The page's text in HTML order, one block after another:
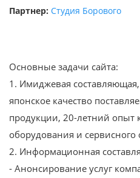
Партнер: Студия Борового
Основные задачи сайта:
1. Имиджевая
японское качество
продукции, 20-летний опыт
оборудования и
2. Информационная
- Анонсирование услуг